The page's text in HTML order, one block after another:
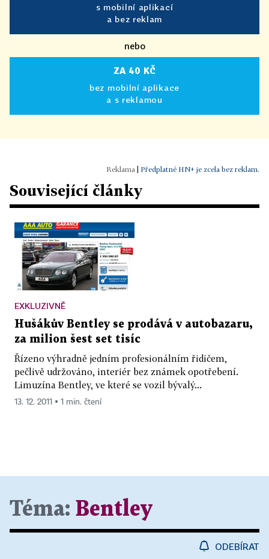
s mobilní aplikací
a bez reklam
nebo
ZA 40 KČ
bez mobilní aplikace
a s reklamou
Předplatné HN+ je zcela bez reklam.
Související články
EXKLUZIVNĚ
Hušákův Bentley se prodává v autobazaru,
za milion šest set tisíc
Řízeno výhradně jedním profesionálním řidičem,
pečlivě udržováno, interiér bez známek opotřebení.
Limuzína Bentley, ve které se vozil bývalý...
13. 12. 2011 ▪ 1 min. čtení
Téma: Bentley
ODEBÍRAT